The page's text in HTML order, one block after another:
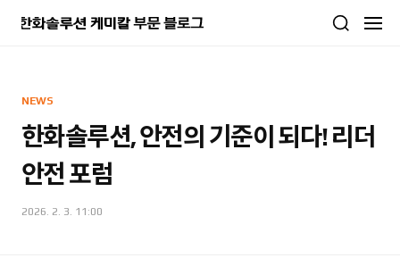
NEWS
한화솔루션, 안전의 기준이 되다! 리더
안전 포럼
2026. 2. 3. 11:00